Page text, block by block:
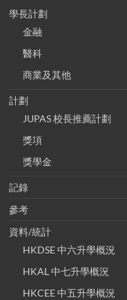
學長計劃
金融
醫科
商業及其他
計劃
JUPAS 校長推薦計劃
獎項
獎學金
記錄
參考
資料/統計
HKDSE 中六升學概況
HKAL 中七升學概況
HKCEE 中五升學概況